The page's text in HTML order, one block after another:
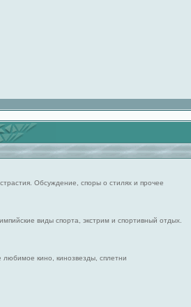
Обсуждение, споры о стилях и прочее
виды спорта, экстрим и спортивный отдых.
кино, кинозвезды, сплетни